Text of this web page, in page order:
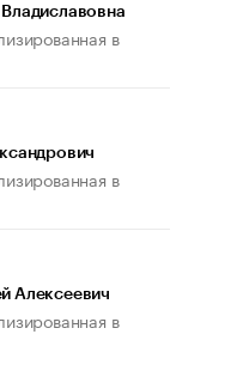
Как живет глава
в
в
Алексеевич
в